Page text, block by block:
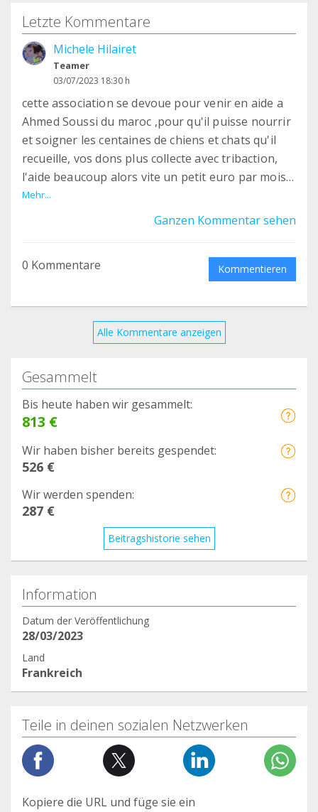
Letzte Kommentare
Michele Hilairet
Teamer
03/07/2023 18:30 h
cette association se devoue pour venir en aide a
Ahmed Soussi du maroc ,pour qu'il puisse nourrir
et soigner les centaines de chiens et chats qu'il
recueille, vos dons plus collecte avec tribaction,
l'aide beaucoup alors vite un petit euro par mois
peu pour nous beaucoup pour ses animaux, merci
Mehr...
Ganzen Kommentar sehen
0 Kommentare Kommentieren
Alle Kommentare anzeigen
Gesammelt
Bis heute haben wir gesammelt:
813 €
Wir haben bisher bereits gespendet:
526 €
Wir werden spenden:
287 €
Beitragshistorie sehen
Information
Datum der Veröffentlichung
28/03/2023
Land
Frankreich
Teile in deinen sozialen Netzwerken
Kopiere die URL und füge sie ein